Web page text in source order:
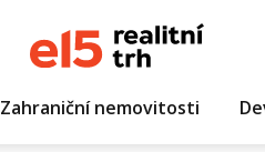
Zahraniční nemovitosti